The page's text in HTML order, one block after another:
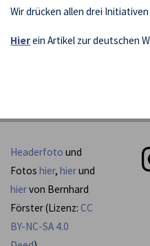
Wir drücken allen drei
Hierein Artikel zur deutschen
Headerfoto und
Fotoshier,hierund
hiervon Bernhard
Förster (Lizenz: CC
BY-NC-SA 4.0